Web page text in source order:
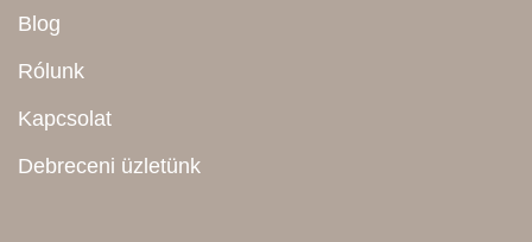
Blog
Rólunk
Kapcsolat
Debreceni üzletünk